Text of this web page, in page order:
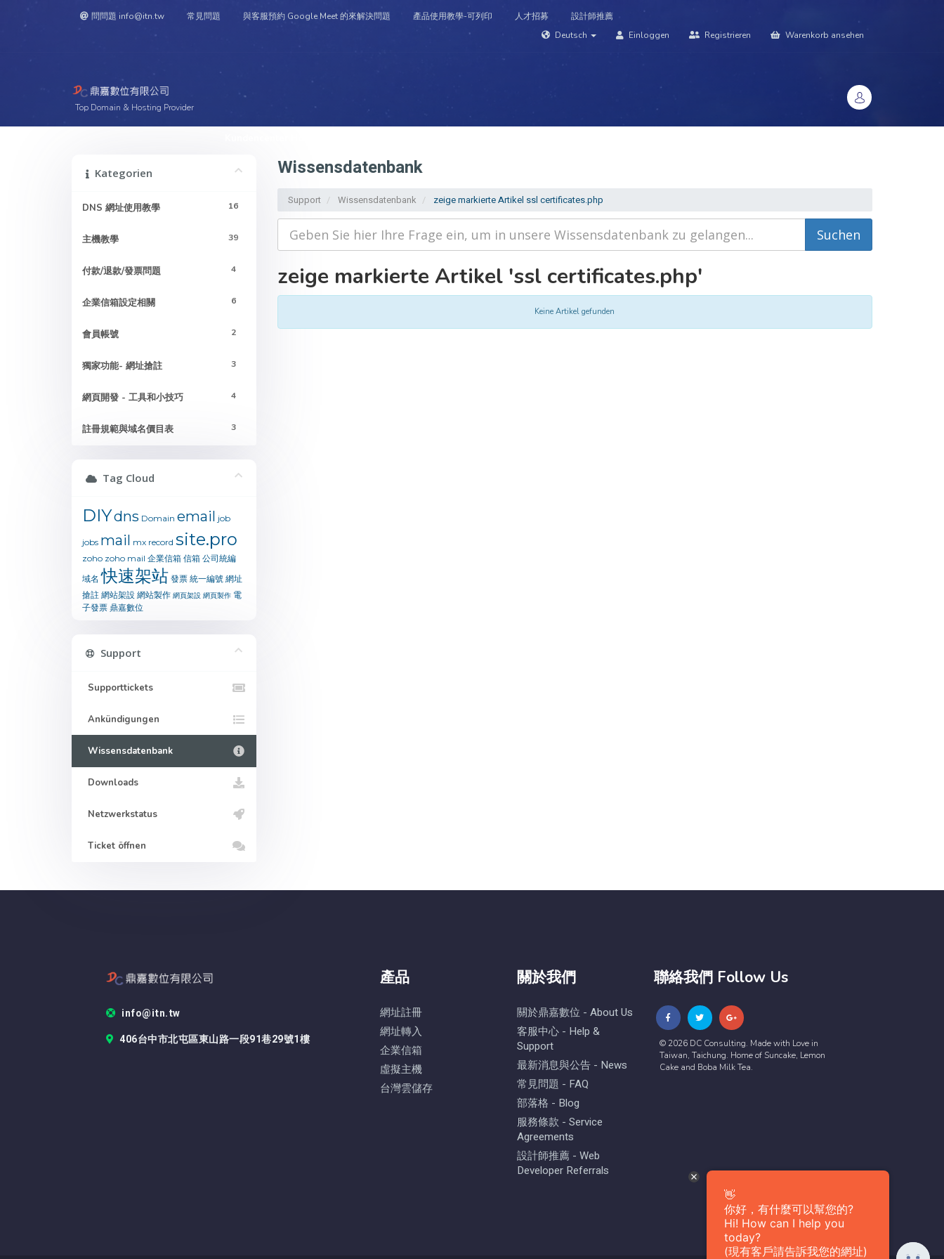
問問題 info@itn.tw 常見問題 與客服預約 Google Meet 的來解決問題 產品使用教學-可列印 人才招募
設計師推薦
Deutsch
Einloggen Registrieren Warenkorb ansehen
Top Domain & Hosting Provider
Wissensdatenbank
Support Wissensdatenbank zeige markierte Artikel ssl certificates.php
Kategorien
16
DNS 網址使用教學
39
主機教學
4
付款/退款/發票問題
6
企業信箱設定相關
2
會員帳號
3
獨家功能- 網址搶註
4
網頁開發 - 工具和小技巧
3
註冊規範與域名價目表
zeige markierte Artikel 'ssl certificates.php'
Keine Artikel gefunden
Tag Cloud
DIYdns Domain email job
jobs mail mx record site.pro
zoho zoho mail 企業信箱 信箱 公司統編
域名 快速架站 發票 統一編號 網址
搶註 網站架設 網站製作 網頁架設 網頁製作 電
子發票 鼎嘉數位
Support
Supporttickets
Ankündigungen
Wissensdatenbank
Downloads
Netzwerkstatus
Ticket öffnen
info@itn.tw
406台中市北屯區東山路一段91巷29號1樓
產品
網址註冊
網址轉入
企業信箱
虛擬主機
台灣雲儲存
關於我們
關於鼎嘉數位 - About Us
客服中心 - Help &
Support
最新消息與公告 - News
常見問題 - FAQ
部落格 - Blog
服務條款 - Service
Agreements
設計師推薦 - Web
Developer Referrals
聯絡我們 Follow Us
© 2026 DC Consulting. Made with Love in
Taiwan, Taichung. Home of Suncake, Lemon
Cake and Boba Milk Tea.
👋
你好，有什麼可以幫您的?
Hi! How can I help you
today?
(現有客戶請告訴我您的網址)